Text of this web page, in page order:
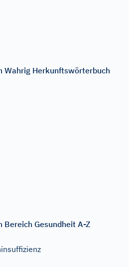
Wahrig Herkunftswörterbuch
Gesundheit A-Z